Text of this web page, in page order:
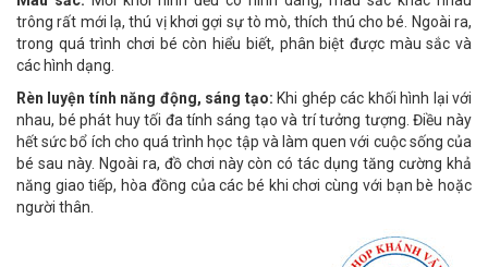
trông rất mới lạ, thú vị khơi gợi sự tò mò, thích thú cho bé. Ngoài ra,
trong quá trình chơi bé còn hiểu biết, phân biệt được màu sắc và
các hình dạng.
Rèn luyện tính năng động, sáng tạo: Khi ghép các khối hình lại với
nhau, bé phát huy tối đa tính sáng tạo và trí tưởng tượng. Điều này
hết sức bổ ích cho quá trình học tập và làm quen với cuộc sống của
bé sau này. Ngoài ra, đồ chơi này còn có tác dụng tăng cường khả
năng giao tiếp, hòa đồng của các bé khi chơi cùng với bạn bè hoặc
người thân.